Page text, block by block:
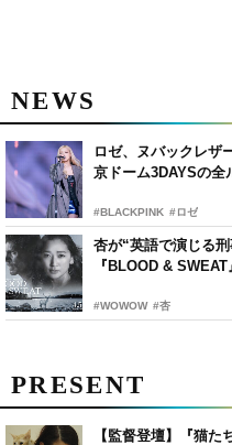
NEWS
ロゼ、ヌバックレ
京ドーム3DAYSの全
#BLACKPINK #ロゼ
杏が“英語で演じる
『BLOOD & SWEAT
#WOWOW #杏
PRESENT
【監督登壇】『猫た